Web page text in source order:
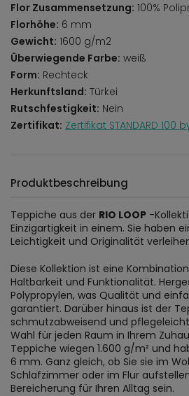
Flor Zusammensetzung: 100%
Florhöhe: 6 mm
Gewicht: 1600 g/m2
Überwiegende Farbe: weiß
Form: Rechteck
Herkunftsland: Türkei
Rutschfestigkeit: Nein
Zertifikat: Zertifikat STANDARD 100
Produktbeschreibung
Teppiche aus der RIO LOOP -
Einzigartigkeit in einem. Sie haben
Leichtigkeit und Originalität
Diese Kollektion ist eine
Haltbarkeit und Funktionalität.
Polypropylen, was Qualität und
garantiert. Darüber hinaus ist der
schmutzabweisend und
Wahl für jeden Raum in Ihrem
Teppiche wiegen 1.600 g/m² und
6 mm. Ganz gleich, ob Sie sie im
Schlafzimmer oder im Flur
Bereicherung für Ihren Alltag sein.